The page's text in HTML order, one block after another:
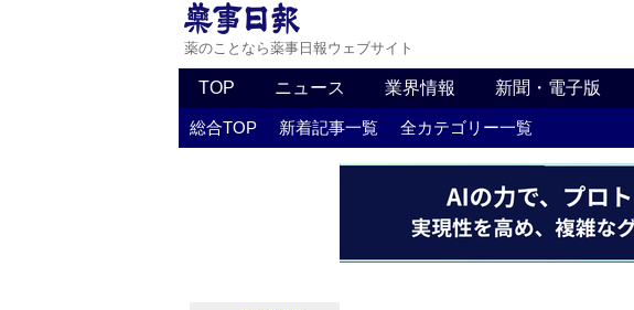
薬のことなら薬事日報ウェブサイト
TOP ニュース 業界情報 新聞・電子版
総合TOP 新着記事一覧 全カテゴリー一覧